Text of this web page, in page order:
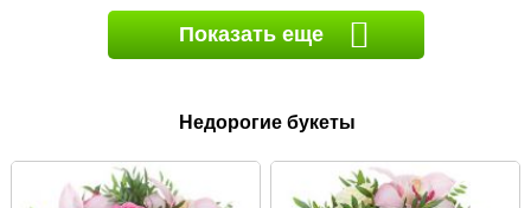
Показать еще
Недорогие букеты